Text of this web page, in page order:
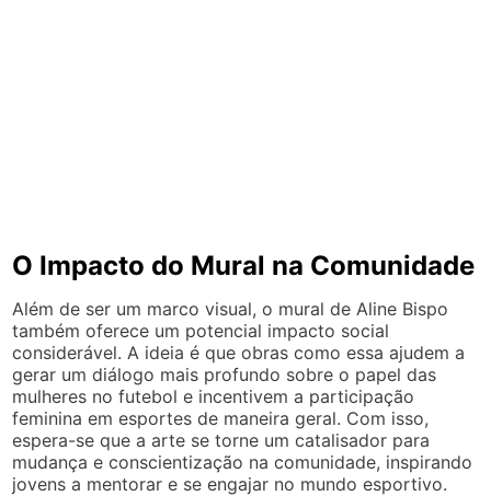
O Impacto do Mural na Comunidade
Além de ser um marco visual, o mural de Aline Bispo
também oferece um potencial impacto social
considerável. A ideia é que obras como essa ajudem a
gerar um diálogo mais profundo sobre o papel das
mulheres no futebol e incentivem a participação
feminina em esportes de maneira geral. Com isso,
espera-se que a arte se torne um catalisador para
mudança e conscientização na comunidade, inspirando
jovens a mentorar e se engajar no mundo esportivo.